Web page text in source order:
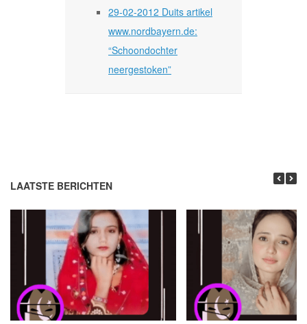
29-02-2012 Duits artikel
www.nordbayern.de:
“Schoondochter
neergestoken”
LAATSTE BERICHTEN